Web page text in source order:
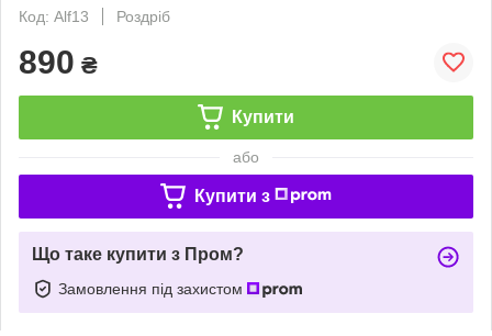
Код: Alf13
Роздріб
890 ₴
Купити
або
Купити з
Що таке купити з Пром?
Замовлення під захистом